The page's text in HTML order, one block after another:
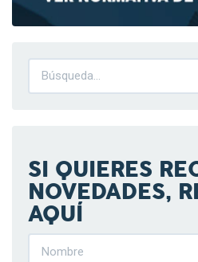
SI QUIERES
NOVEDADES,
AQUÍ